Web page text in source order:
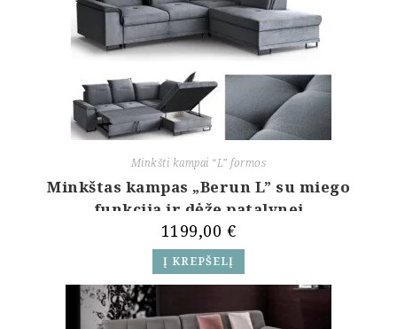
Minkšti kampai “L” formos
Minkštas kampas „Berun L” su miego
funkcija ir dėže patalynei
1199,00 €
Į KREPŠELĮ